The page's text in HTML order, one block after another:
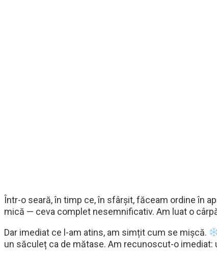
Într-o seară, în timp ce, în sfârșit, făceam ordine în
mică — ceva complet nesemnificativ. Am luat o
Dar imediat ce l-am atins, am simțit cum se mișcă.
un săculeț ca de mătase. Am recunoscut-o imediat: